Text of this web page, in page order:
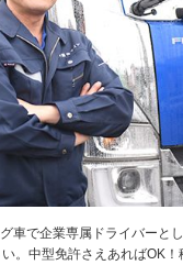
車で企業専属ドライバーと
。中型免許さえあればOK！